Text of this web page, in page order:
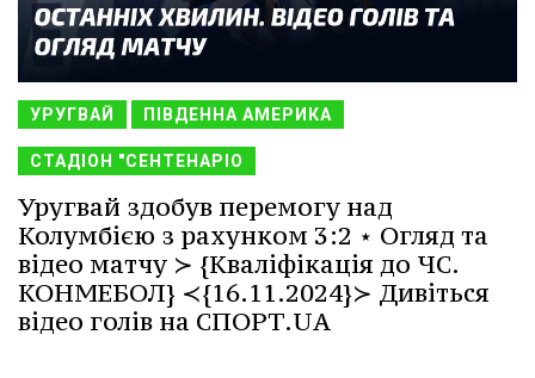
УРУГВАЙ ПІВДЕННА АМЕРИКА
СТАДІОН "СЕНТЕНАРІО
Уругвай здобув перемогу над
Колумбією з рахунком 3:2 ⋆ Огляд та
відео матчу ≻ {Кваліфікація до ЧС.
КОНМЕБОЛ} ≺{16.11.2024}≻ Дивіться
відео голів на СПОРТ.UA